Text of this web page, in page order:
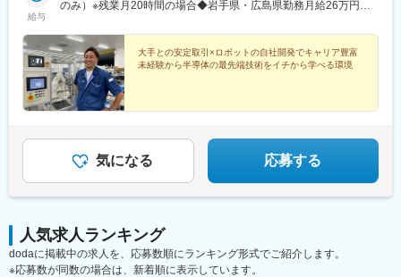
ます。※勤務地近隣のみで勤務できる配属先や、出張のない働き方
えない場合があります。受動喫煙対策：オフィス内禁煙
給与
のみ）※残業月20時間の場合◆岩手県・広島県勤務月給26万円～
円＋各種手当＋賞与年2回◆山梨県勤務月給25万円～28万5,000円
＋各種手当＋賞与年2回◆愛知県勤務月給23万円～26万5,000円＋
各種手当＋賞与年2回◆三重県勤務月給26万円～31万円＋各種手
当＋賞与年2回◆京都府勤務月給26万円～30万円＋各種手当＋賞
与年2回◆山口県・熊本県勤務月給20万円～＋各種手当＋賞与年2
大手との安定取引×ロボットの自社開発でキャリア豊富
未経験から半導体の最先端技術をイチから学べる環境
気になる 応募する
人気求人ランキング
dodaに掲載中の求人を、応募数順にランキング形式でご紹介します。
※応募数が同数の場合は、新着順に表示しています。